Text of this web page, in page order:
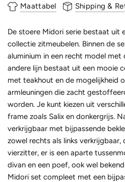
Maattabel Shipping &
De stoere Midori serie bestaat uit
collectie zitmeubelen. Binnen de
aluminium in een recht model met
andere lijn bestaat uit een mooie
met teakhout en de mogelijkheid
armleuningen die zacht
worden. Je kunt kiezen uit
frame zoals Salix en donkergrijs.
verkrijgbaar met bijpassende
zowel rechts als links verkrijgbaar,
vierzitter, er is een aparte
divan en een poef, ook wel
Midori set compleet met een